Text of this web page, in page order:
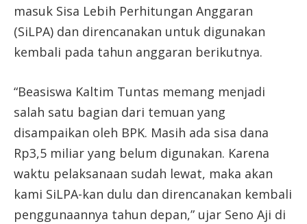
masuk Sisa Lebih Perhitungan Anggaran
(SiLPA) dan direncanakan untuk digunakan
kembali pada tahun anggaran berikutnya.
“Beasiswa Kaltim Tuntas memang menjadi
salah satu bagian dari temuan yang
disampaikan oleh BPK. Masih ada sisa dana
Rp3,5 miliar yang belum digunakan. Karena
waktu pelaksanaan sudah lewat, maka akan
kami SiLPA-kan dulu dan direncanakan kembali
penggunaannya tahun depan,” ujar Seno Aji di